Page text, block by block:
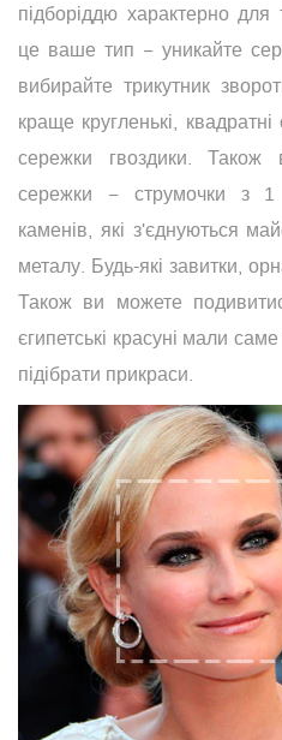
підборіддю характерно
це ваше тип − уникайте
вибирайте трикутник
краще кругленькі,
сережки гвоздики. Також
сережки − струмочки з 1
каменів, які з'єднуються
металу. Будь-які завитки,
Також ви можете
єгипетські красуні мали
підібрати прикраси.